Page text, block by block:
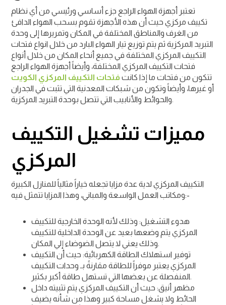
تعتبر أجهزة الهواء الراجع جزء أساسي ورئيسي من أي نظام
تكييف مركزي حيث أن هذه الأجهزة تقوم بسحب الهواء الدافئ
من الغرف والمناطق المختلفة في المكان وتمريرها إلى وحدة
التبريد المركزية ثم يتم توزيع تيار الهواء البارد من خلال انواع فتحات
التكييف المركزي المختلفة في جميع أنحاء المكان من خلال أنواع
فتحات التكييف المركزي المختلفة، وأيضاً أجهزة الهواء الراجع
تتكون من فتحات ما إذا كانت فتحات التكييف المركزي الكويت
أو غيرها، وأيضاً وتكون من شبكات المعدنية التي تثبت في الجدران
والحوائط والأنابيب التي تتصل بوحدة التبريد المركزية.
مميزات تشغيل التكييف
التكييف المركزي لدية عدة مزايا تجعله خياراً مثالياً للمنازل الكبيرة
ومكاتب العمل الواسعة والمباني، وهذا المزايا تتمثل فيه:-
هدوء التشغيل: وذلك لأنه الوحدة الخارجية للتكييف
المركزي يتم وضعها بعيد عن الوحدة الداخلية للتكييف
وذلك يعني لا يتصل الضوضاء إلي المكان.
توفير استهلاك الطاقة الكهربائية: حيث أن التكييف
المركزي يعتبر موفراً للطاقة مقارنةً بـ وحدات التكييف
المنفصلة عن بعضها التي تستهل طاقة أكبر بكثير.
مظهر أنيق: حيث أن التكييف المركزي يتم تثبيته داخل
الحائط ولا يشغل مساحة كبير وهذا من شأنه يضيف